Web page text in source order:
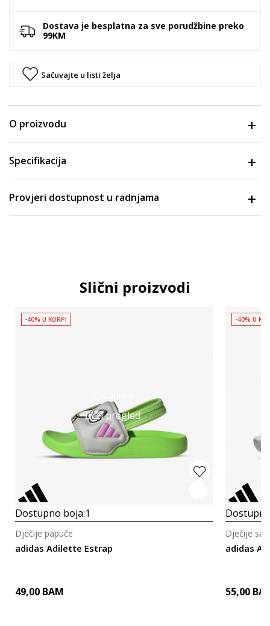
Dostava je besplatna za sve porudžbine preko
99KM
Sačuvajte u listi želja
O proizvodu
Specifikacija
Provjeri dostupnost u radnjama
Slični proizvodi
Brzi pregled
-40% U KORPI
Dostupno boja:1
adidas Adilette Estrap
Dječije papuče
49,00 BAM
-40% U
adidas
Dječije
55,00